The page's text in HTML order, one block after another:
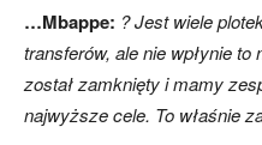
…Mbappe: ? Jest wiele
transferów, ale nie wpłynie
został zamknięty i mamy
najwyższe cele. To właśnie